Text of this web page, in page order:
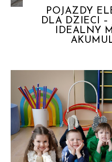
POJAZDY
DLA DZIECI –
IDEALNY